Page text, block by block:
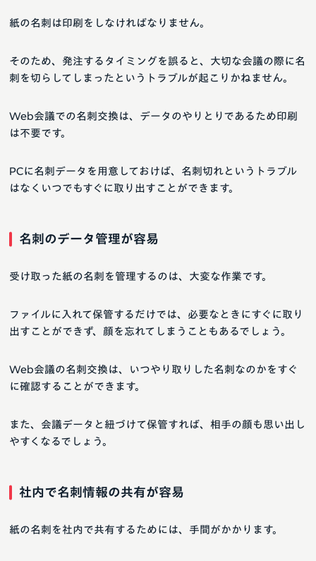
紙の名刺は印刷をしなければなりません。
そのため、発注するタイミングを誤ると、大切な会議の際に名
刺を切らしてしまったというトラブルが起こりかねません。
Web会議での名刺交換は、データのやりとりであるため印刷
は不要です。
PCに名刺データを用意しておけば、名刺切れというトラブル
はなくいつでもすぐに取り出すことができます。
名刺のデータ管理が容易
受け取った紙の名刺を管理するのは、大変な作業です。
ファイルに入れて保管するだけでは、必要なときにすぐに取り
出すことができず、顔を忘れてしまうこともあるでしょう。
Web会議の名刺交換は、いつやり取りした名刺なのかをすぐ
に確認することができます。
また、会議データと紐づけて保管すれば、相手の顔も思い出し
やすくなるでしょう。
社内で名刺情報の共有が容易
紙の名刺を社内で共有するためには、手間がかかります。